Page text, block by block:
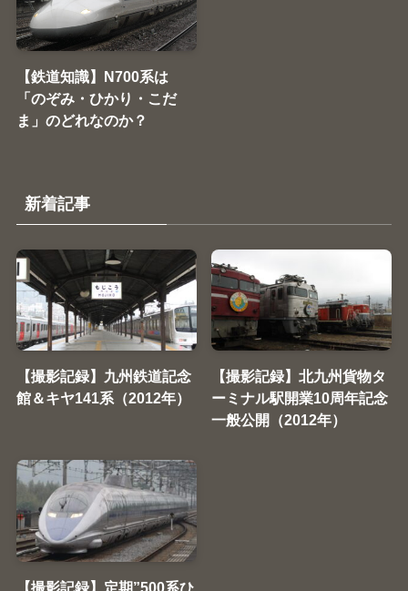
【鉄道知識】N700系は
「のぞみ・ひかり・こだ
ま」のどれなのか？
新着記事
【撮影記録】九州鉄道記念
館＆キヤ141系（2012年）
【撮影記録】北九州貨物タ
ーミナル駅開業10周年記念
一般公開（2012年）
【撮影記録】定期”500系ひ